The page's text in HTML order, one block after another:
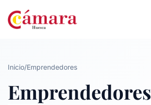
Inicio/Emprendedores
Emprendedores